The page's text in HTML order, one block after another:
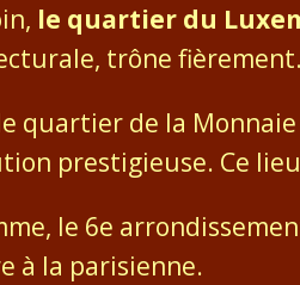
le quartier du
trône
quartier de la
prestigieuse. Ce
le 6e
à la parisienne.